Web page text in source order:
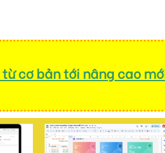
cơ bản tới nâng cao